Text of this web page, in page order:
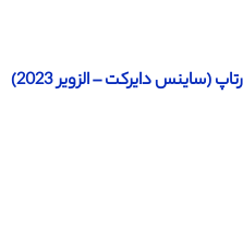
دایرکت – الزویر 2023)